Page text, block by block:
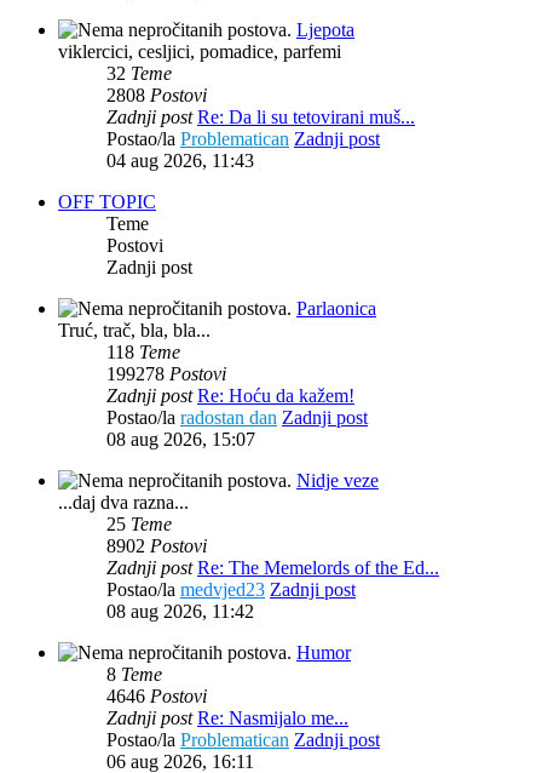
Ljepota
viklercici, cesljici, pomadice, parfemi
32 Teme
2808 Postovi
Zadnji post Re: Da li su tetovirani muš...
Postao/la Problematican Zadnji post
04 aug 2026, 11:43
OFF TOPIC
Teme
Postovi
Zadnji post
Parlaonica
Truć, trač, bla, bla...
118 Teme
199278 Postovi
Zadnji post Re: Hoću da kažem!
Postao/la radostan dan Zadnji post
08 aug 2026, 15:07
Nidje veze
...daj dva razna...
25 Teme
8902 Postovi
Zadnji post Re: The Memelords of the Ed...
Postao/la medvjed23 Zadnji post
08 aug 2026, 11:42
Humor
8 Teme
4646 Postovi
Zadnji post Re: Nasmijalo me...
Postao/la Problematican Zadnji post
06 aug 2026, 16:11